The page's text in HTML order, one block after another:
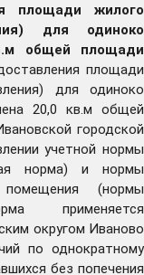
площади жилого
для одиноко
общей площади
площади
для одиноко
20,0 кв.м общей
городской
учетной нормы
норма) и нормы
(нормы
применяется
округом Иваново
по однократному
без попечения